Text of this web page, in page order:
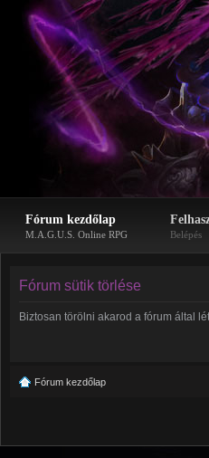
Fórum kezdőlap
M.A.G.U.S. Online RPG Belépés
Fórum sütik törlése
Biztosan törölni akarod a fórum által
Fórum kezdőlap